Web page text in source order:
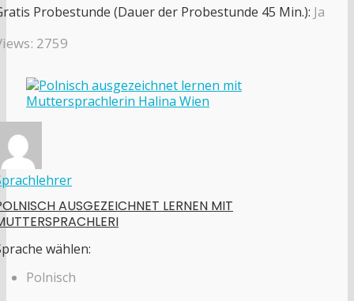
Probestunde (Dauer der Probestunde 45 Min.): Ja
2759
AUSGEZEICHNET LERNEN MIT
wählen:
Polnisch